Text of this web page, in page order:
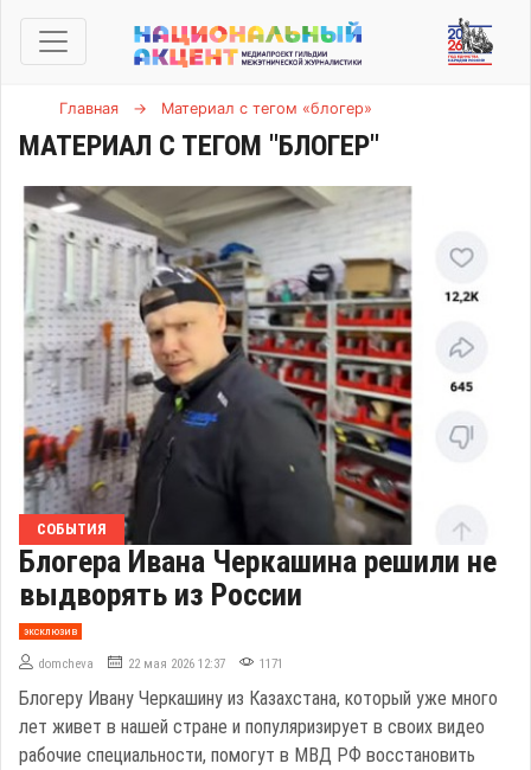
Главная → Материал с тегом «блогер»
МАТЕРИАЛ С ТЕГОМ "БЛОГЕР"
СОБЫТИЯ
Блогера Ивана Черкашина решили не
выдворять из России
эксклюзив
domcheva 22 мая 2026 12:37 1171
Блогеру Ивану Черкашину из Казахстана, который уже много
лет живет в нашей стране и популяризирует в своих видео
рабочие специальности, помогут в МВД РФ восстановить